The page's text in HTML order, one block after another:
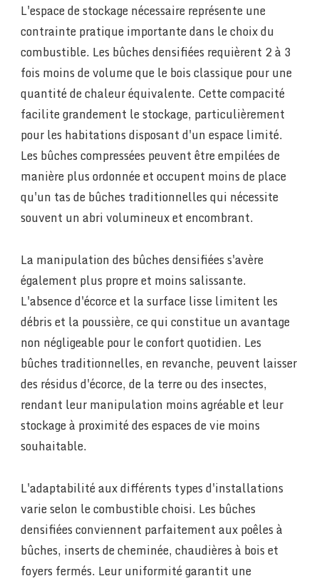
L'espace de stockage nécessaire représente une
contrainte pratique importante dans le choix du
combustible. Les bûches densifiées requièrent 2 à 3
fois moins de volume que le bois classique pour une
quantité de chaleur équivalente. Cette compacité
facilite grandement le stockage, particulièrement
pour les habitations disposant d'un espace limité.
Les bûches compressées peuvent être empilées de
manière plus ordonnée et occupent moins de place
qu'un tas de bûches traditionnelles qui nécessite
souvent un abri volumineux et encombrant.
La manipulation des bûches densifiées s'avère
également plus propre et moins salissante.
L'absence d'écorce et la surface lisse limitent les
débris et la poussière, ce qui constitue un avantage
non négligeable pour le confort quotidien. Les
bûches traditionnelles, en revanche, peuvent laisser
des résidus d'écorce, de la terre ou des insectes,
rendant leur manipulation moins agréable et leur
stockage à proximité des espaces de vie moins
souhaitable.
L'adaptabilité aux différents types d'installations
varie selon le combustible choisi. Les bûches
densifiées conviennent parfaitement aux poêles à
bûches, inserts de cheminée, chaudières à bois et
foyers fermés. Leur uniformité garantit une